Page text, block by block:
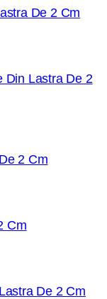
De 2 Cm
Din Lastra De 2
2 Cm
Cm
De 2 Cm